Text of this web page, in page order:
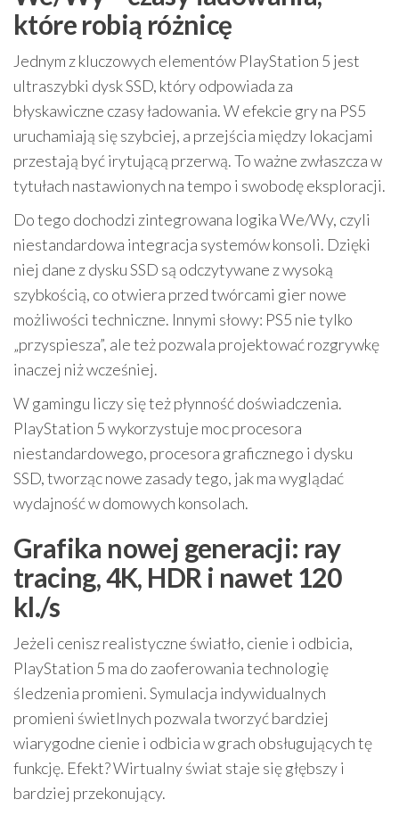
które robią różnicę
Jednym z kluczowych elementów PlayStation 5 jest
ultraszybki dysk SSD, który odpowiada za
błyskawiczne czasy ładowania. W efekcie gry na PS5
uruchamiają się szybciej, a przejścia między lokacjami
przestają być irytującą przerwą. To ważne zwłaszcza w
tytułach nastawionych na tempo i swobodę eksploracji.
Do tego dochodzi zintegrowana logika We/Wy, czyli
niestandardowa integracja systemów konsoli. Dzięki
niej dane z dysku SSD są odczytywane z wysoką
szybkością, co otwiera przed twórcami gier nowe
możliwości techniczne. Innymi słowy: PS5 nie tylko
„przyspiesza”, ale też pozwala projektować rozgrywkę
inaczej niż wcześniej.
W gamingu liczy się też płynność doświadczenia.
PlayStation 5 wykorzystuje moc procesora
niestandardowego, procesora graficznego i dysku
SSD, tworząc nowe zasady tego, jak ma wyglądać
wydajność w domowych konsolach.
Grafika nowej generacji: ray
tracing, 4K, HDR i nawet 120
kl./s
Jeżeli cenisz realistyczne światło, cienie i odbicia,
PlayStation 5 ma do zaoferowania technologię
śledzenia promieni. Symulacja indywidualnych
promieni świetlnych pozwala tworzyć bardziej
wiarygodne cienie i odbicia w grach obsługujących tę
funkcję. Efekt? Wirtualny świat staje się głębszy i
bardziej przekonujący.